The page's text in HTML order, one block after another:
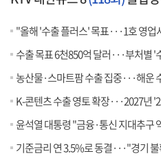
"올해 '수출 플러스' 목표···1호 영업
수출 목표 6천850억 달러···부처별 '
농산물·스마트팜 수출 집중···해운
K-콘텐츠 수출 영토 확장···2027년
윤석열 대통령 "금융·통신 지대추구
기준금리 연 3.5%로 동결···"경기